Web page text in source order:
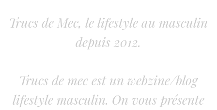
Trucs de Mec, le lifestyle au masculin
depuis 2012.
Trucs de mec est un webzine/blog
lifestyle masculin. On vous présente